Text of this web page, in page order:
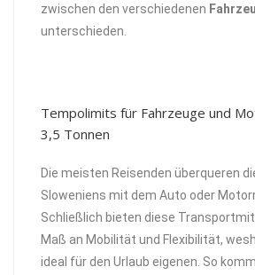
zwischen den verschiedenen
unterschieden.
Tempolimits für Fahrzeuge und
3,5 Tonnen
Die meisten Reisenden überqueren
Sloweniens mit dem Auto oder
Schließlich bieten diese
Maß an Mobilität und Flexibilität,
ideal für den Urlaub eigenen. So